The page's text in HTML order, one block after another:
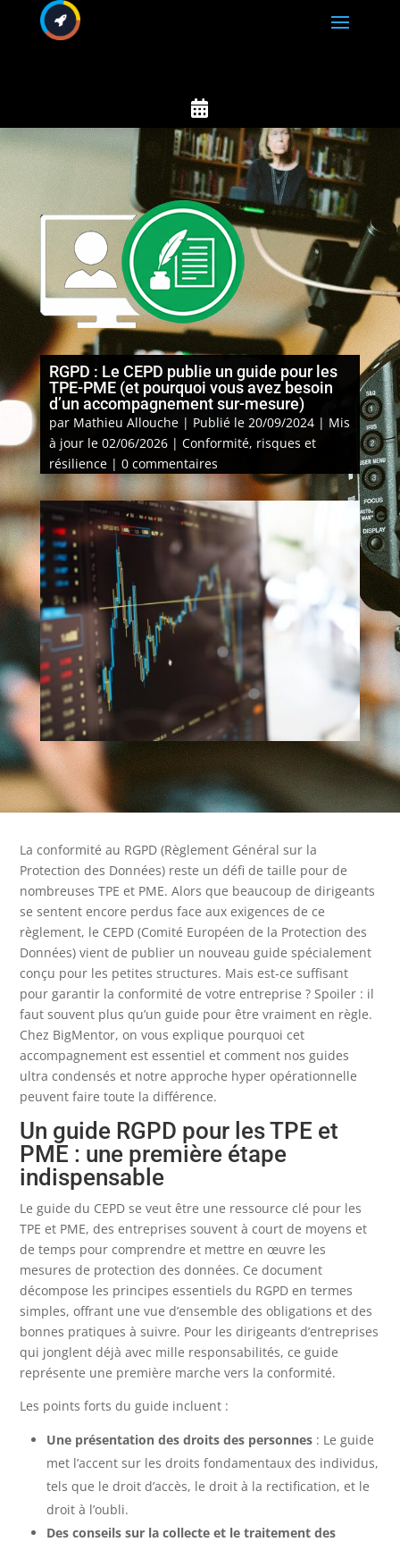

RGPD : Le CEPD publie un guide pour les
TPE-PME (et pourquoi vous avez besoin
d’un accompagnement sur-mesure)
par Mathieu Allouche| Publié le 20/09/2024 | Mis
à jour le 02/06/2026| Conformité, risques et
résilience| 0 commentaires
La conformité au RGPD (Règlement Général sur la
Protection des Données) reste un défi de taille pour de
nombreuses TPE et PME. Alors que beaucoup de dirigeants
se sentent encore perdus face aux exigences de ce
règlement, le CEPD (Comité Européen de la Protection des
Données) vient de publier un nouveau guide spécialement
conçu pour les petites structures. Mais est-ce suffisant
pour garantir la conformité de votre entreprise ? Spoiler : il
faut souvent plus qu’un guide pour être vraiment en règle.
Chez BigMentor, on vous explique pourquoi cet
accompagnement est essentiel et comment nos guides
ultra condensés et notre approche hyper opérationnelle
peuvent faire toute la différence.
Un guide RGPD pour les TPE et
PME : une première étape
indispensable
Le guide du CEPD se veut être une ressource clé pour les
TPE et PME, des entreprises souvent à court de moyens et
de temps pour comprendre et mettre en œuvre les
mesures de protection des données. Ce document
décompose les principes essentiels du RGPD en termes
simples, offrant une vue d’ensemble des obligations et des
bonnes pratiques à suivre. Pour les dirigeants d’entreprises
qui jonglent déjà avec mille responsabilités, ce guide
représente une première marche vers la conformité.
Les points forts du guide incluent :
Une présentation des droits des personnes : Le guide
met l’accent sur les droits fondamentaux des individus,
tels que le droit d’accès, le droit à la rectification, et le
droit à l’oubli.
Des conseils sur la collecte et le traitement des